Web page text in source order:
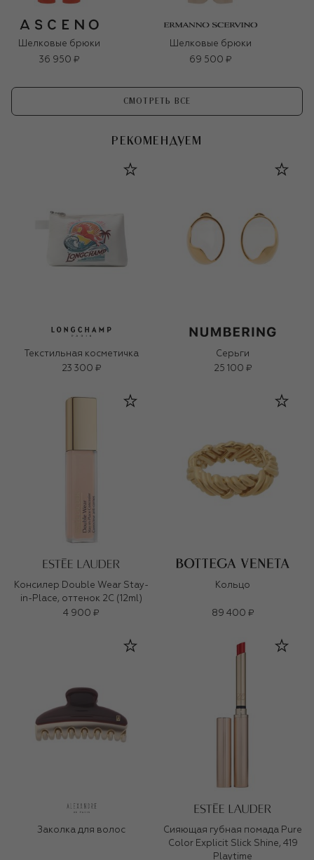
Шелковые брюки
36 950 ₽
Шелковые брюки
69 500 ₽
СМОТРЕТЬ ВСЕ
РЕКОМЕНДУЕМ
Текстильная косметичка
23 300 ₽
Серьги
25 100 ₽
Консилер Double Wear Stay-
in-Place, оттенок 2C (12ml)
4 900 ₽
Кольцо
89 400 ₽
Заколка для волос
Сияющая губная помада Pure
Color Explicit Slick Shine, 419
Playtime